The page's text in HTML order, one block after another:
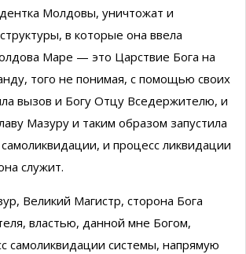
Молдовы, уничтожат и
в которые она ввела
Маре — это Царствие Бога на
того не понимая, с помощью своих
вызов и Богу Отцу Вседержителю, и
Мазуру и таким образом запустила
и процесс ликвидации
служит.
Великий Магистр, сторона Бога
властью, данной мне Богом,
самоликвидации системы, напрямую